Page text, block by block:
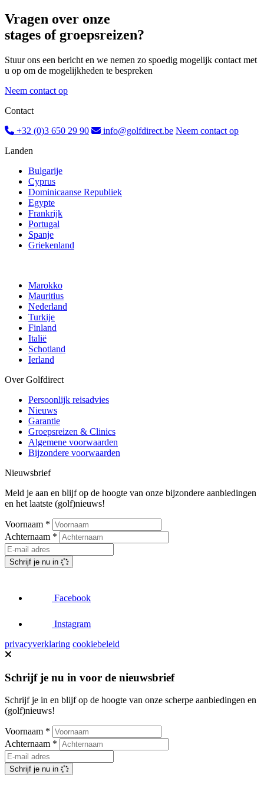
Vragen over onze
stages of groepsreizen?
Stuur ons een bericht en we nemen zo spoedig mogelijk contact met
u op om de mogelijkheden te bespreken
Neem contact op
Contact
+32 (0)3 650 29 90
info@golfdirect.be Neem contact op
Landen
Bulgarije
Cyprus
Dominicaanse Republiek
Egypte
Frankrijk
Portugal
Spanje
Griekenland
Marokko
Mauritius
Nederland
Turkije
Finland
Italië
Schotland
Ierland
Over Golfdirect
Persoonlijk reisadvies
Nieuws
Garantie
Groepsreizen & Clinics
Algemene voorwaarden
Bijzondere voorwaarden
Nieuwsbrief
Meld je aan en blijf op de hoogte van onze bijzondere aanbiedingen
en het laatste (golf)nieuws!
Voornaam *
Achternaam *
Schrijf je nu in
Facebook
Instagram
privacyverklaring cookiebeleid
Schrijf je nu in voor de nieuwsbrief
Schrijf je in en blijf op de hoogte van onze scherpe aanbiedingen en
(golf)nieuws!
Voornaam *
Achternaam *
Schrijf je nu in